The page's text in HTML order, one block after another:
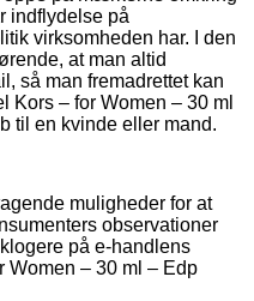
indflydelse på
virksomheden har. I den
at man altid
så man fremadrettet kan
Kors – for Women – 30 ml
til en kvinde eller mand.
muligheder for at
observationer
på e-handlens
Women – 30 ml – Edp